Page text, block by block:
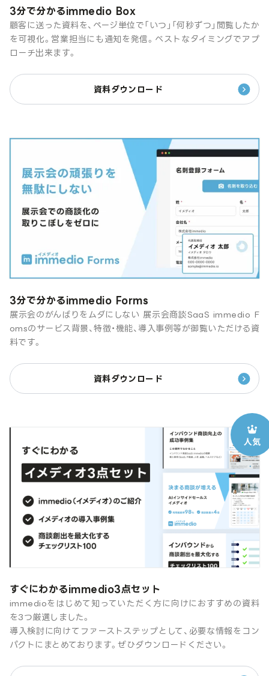
3分で分かるimmedio Box
顧客に送った資料を、ページ単位で「いつ」「何秒ずつ」閲覧したか
を可視化。営業担当にも通知を発信。ベストなタイミングでアプ
ローチ出来ます。
資料ダウンロード
3分で分かるimmedio Forms
展示会のがんばりをムダにしない 展示会商談SaaS immedio F
omsのサービス背景、特徴・機能、導入事例等が御覧いただける資
料です。
資料ダウンロード
すぐにわかるimmedio3点セット
immedioをはじめて知っていただく方に向けにおすすめの資料
を3つ厳選しました。
導入検討に向けてファーストステップとして、必要な情報をコン
パクトにまとめております。ぜひダウンロードください。